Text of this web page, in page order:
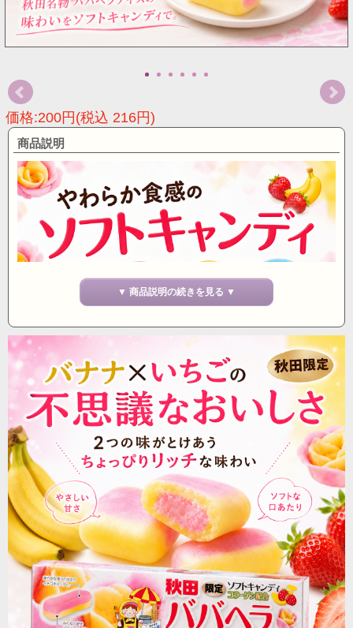
価格:200円(税込 216円)
商品説明
【秋田名物ババヘラの味わいを、かわいいソフトキャン
ディで】
秋田名物「ババヘラアイス」 の味わいをイメージした、
かわいらしい2層仕立てのソフトキャンディです。
やさしい甘さのバナナ風味と、爽やかないちご風味が口
の中でふんわり広がる、どこか懐かしくてクセになる味
▼ 商品説明の続きを見る ▼